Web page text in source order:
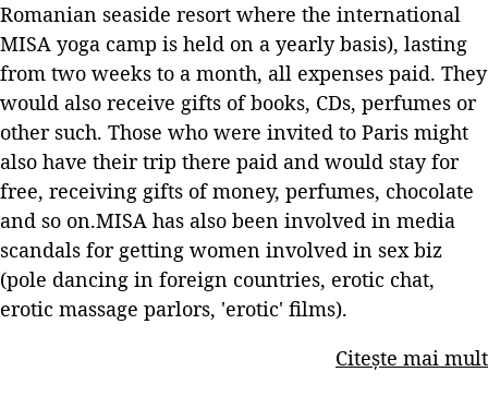
Romanian seaside resort where the international
MISA yoga camp is held on a yearly basis), lasting
from two weeks to a month, all expenses paid. They
would also receive gifts of books, CDs, perfumes or
other such. Those who were invited to Paris might
also have their trip there paid and would stay for
free, receiving gifts of money, perfumes, chocolate
and so on.MISA has also been involved in media
scandals for getting women involved in sex biz
(pole dancing in foreign countries, erotic chat,
erotic massage parlors, 'erotic' films).
Citește mai mult